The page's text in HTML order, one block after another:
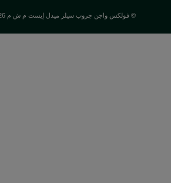
© فولكس واجن جروب سيلز ميدل إيست م ش م 2026